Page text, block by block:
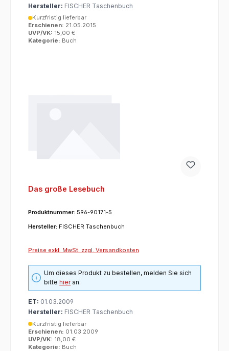
Hersteller: FISCHER Taschenbuch
Kurzfristig lieferbar
Erschienen: 21.05.2015
UVP/VK: 15,00 €
Kategorie: Buch
Das große Lesebuch
Produktnummer: 596-90171-5
Hersteller: FISCHER Taschenbuch
Preise exkl. MwSt. zzgl. Versandkosten
Um dieses Produkt zu bestellen, melden Sie sich
bittehieran.
ET: 01.03.2009
Hersteller: FISCHER Taschenbuch
Kurzfristig lieferbar
Erschienen: 01.03.2009
UVP/VK: 18,00 €
Kategorie: Buch